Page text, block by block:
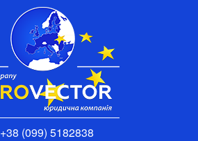
+38 (099) 5182838